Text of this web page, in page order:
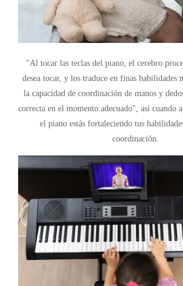
"Al tocar las teclas del piano, el cerebro
desea tocar, y los traduce en finas habilidades
la capacidad de coordinación de manos y
correcta en el momento adecuado", así cuando
el piano estás fortaleciendo tus
coordinación.